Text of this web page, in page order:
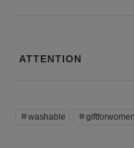
ATTENTION
＃washable ＃giftforwomen